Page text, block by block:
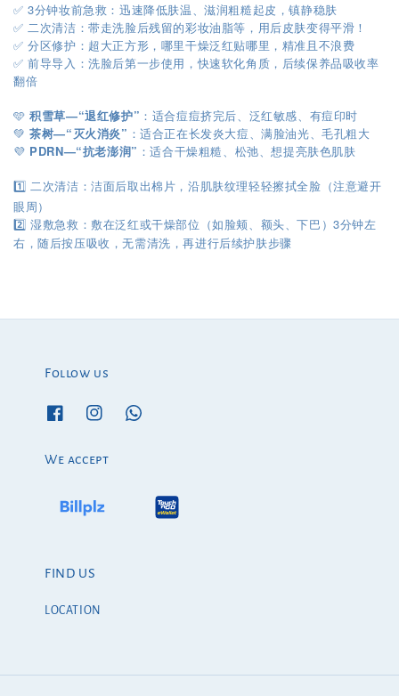
✅ 3分钟妆前急救：迅速降低肤温、滋润粗糙起皮，镇静稳肤
✅ 二次清洁：带走洗脸后残留的彩妆油脂等，用后皮肤变得平滑！
✅ 分区修护：超大正方形，哪里干燥泛红贴哪里，精准且不浪费
✅ 前导导入：洗脸后第一步使用，快速软化角质，后续保养品吸收率
翻倍
🩵 积雪草—“退红修护” ：适合痘痘挤完后、泛红敏感、有痘印时
💚 茶树—“灭火消炎” ：适合正在长发炎大痘、满脸油光、毛孔粗大
💜 PDRN—“抗老澎润” ：适合干燥粗糙、松弛、想提亮肤色肌肤
1️⃣ 二次清洁：洁面后取出棉片，沿肌肤纹理轻轻擦拭全脸（注意避开
眼周）
2️⃣ 湿敷急救：敷在泛红或干燥部位（如脸颊、额头、下巴）3分钟左
右，随后按压吸收，无需清洗，再进行后续护肤步骤
Follow us
We accept
FIND US
LOCATION